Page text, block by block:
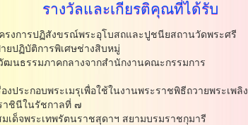
รางวัลและเกียรติคุณที่ได้รับ
งการปฏิสังขรณ์พระอุโบสถและปูชนียสถานวัดพระศรี
ยปฏิบัติการพิเศษช่างสิบหมู่
นธรรมภาคกลางจากสํานักงานคณะกรรมการ
ระกอบพระเมรุเพื่อใช้ในงานพระราชพิธีถวายพระเพลิง
าชินีในรัชกาลที่ ๗
ด็จพระเทพรัตนราชสุดาฯ สยามบรมราชกุมารี